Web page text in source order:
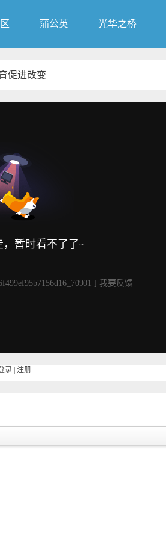
蒲公英 光华之桥
促进改变
暂时看不了了~
] 我要反馈
录 注册